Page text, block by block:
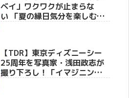
ベイ」ワクワクが止まらな
い 「夏の縁日気分を楽しむ、
【TDR】東京ディズニーシー
25周年を写真家・浅田政志が
撮り下ろし！「イマジニン